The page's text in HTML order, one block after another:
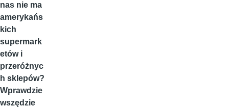
nas nie ma
amerykańs
kich
supermark
etów i
przeróżnyc
h sklepów?
Wprawdzie
wszędzie